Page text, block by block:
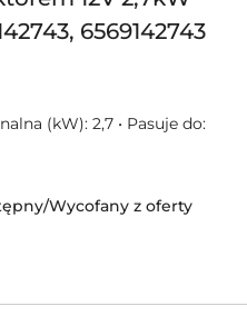
6569142743
(kW): 2,7 • Pasuje do:
Wycofany z oferty